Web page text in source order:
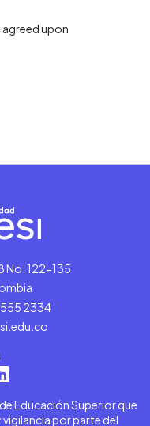
upon
No. 122-135
2334
Educación Superior que
por parte del